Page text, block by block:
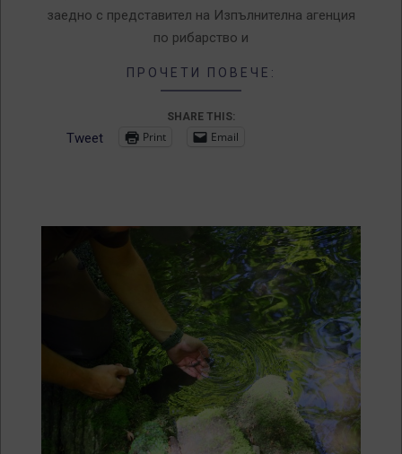
заедно с представител на Изпълнителна агенция
по рибарство и
ПРОЧЕТИ ПОВЕЧЕ:
SHARE THIS:
Tweet Print Email